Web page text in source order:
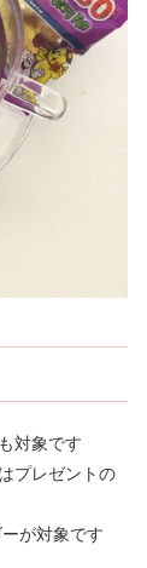
対象です
プレゼントの
が対象です